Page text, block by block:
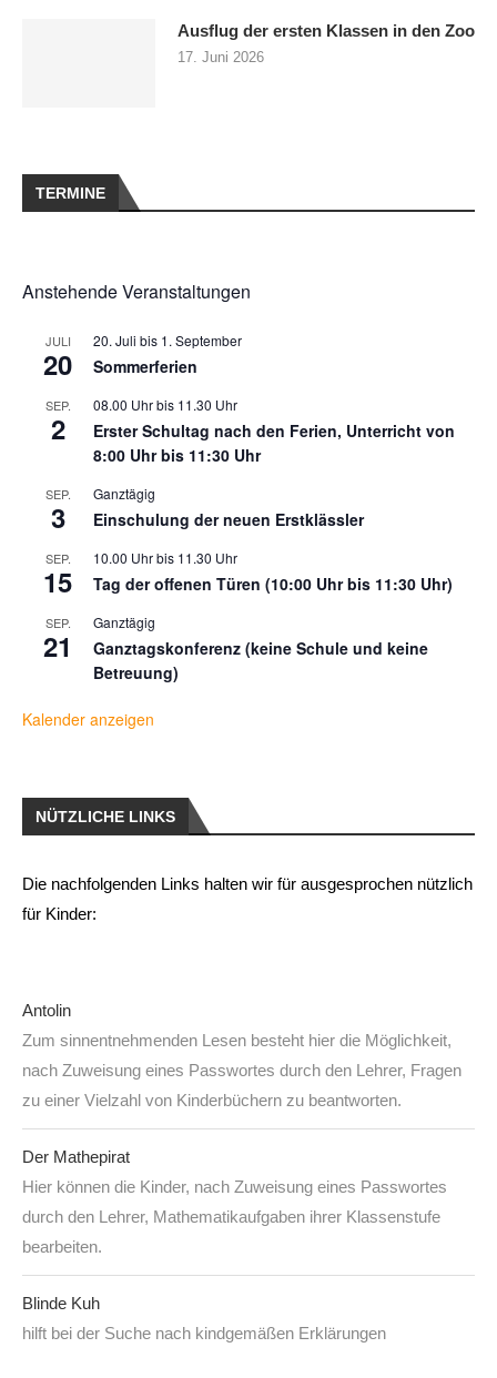
Ausflug der ersten Klassen in den Zoo
17. Juni 2026
TERMINE
Anstehende Veranstaltungen
JULI
20
20. Juli bis 1. September
Sommerferien
SEP.
2
08.00 Uhrbis 11.30 Uhr
Erster Schultag nach den Ferien, Unterricht von
8:00 Uhr bis 11:30 Uhr
SEP.
3
Ganztägig
Einschulung der neuen Erstklässler
SEP.
15
10.00 Uhrbis 11.30 Uhr
Tag der offenen Türen (10:00 Uhr bis 11:30 Uhr)
SEP.
21
Ganztägig
Ganztagskonferenz (keine Schule und keine
Betreuung)
Kalender anzeigen
NÜTZLICHE LINKS
Die nachfolgenden Links halten wir für ausgesprochen nützlich
für Kinder:
Antolin
Zum sinnentnehmenden Lesen besteht hier die Möglichkeit,
nach Zuweisung eines Passwortes durch den Lehrer, Fragen
zu einer Vielzahl von Kinderbüchern zu beantworten.
Der Mathepirat
Hier können die Kinder, nach Zuweisung eines Passwortes
durch den Lehrer, Mathematikaufgaben ihrer Klassenstufe
bearbeiten.
Blinde Kuh
hilft bei der Suche nach kindgemäßen Erklärungen